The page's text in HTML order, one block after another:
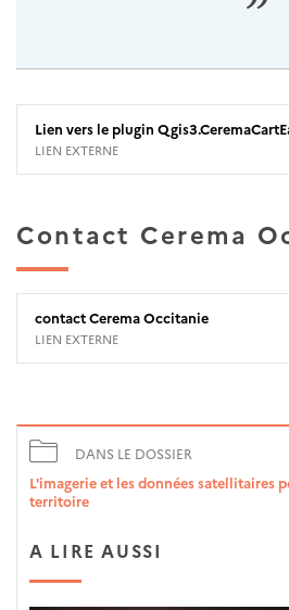
Lien vers le plugin
LIEN EXTERNE
Contact Cerema
contact Cerema Occitanie
LIEN EXTERNE
DANS LE DOSSIER
L'imagerie et les données satellitaires
territoire
A LIRE AUSSI